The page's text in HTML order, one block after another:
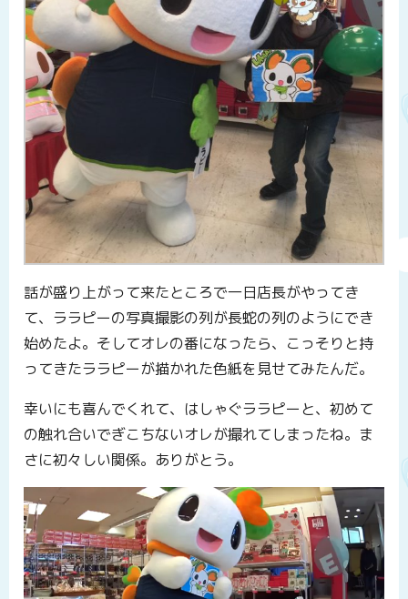
話が盛り上がって来たところで一日店長がやってき
て、ララピーの写真撮影の列が長蛇の列のようにでき
始めたよ。そしてオレの番になったら、こっそりと持
ってきたララピーが描かれた色紙を見せてみたんだ。
幸いにも喜んでくれて、はしゃぐララピーと、初めて
の触れ合いでぎこちないオレが撮れてしまったね。ま
さに初々しい関係。ありがとう。